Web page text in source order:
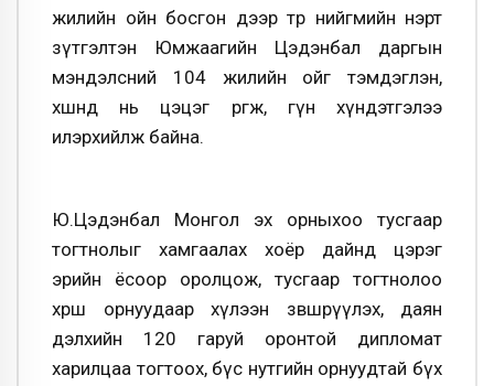
жилийн ойн босгон дээр төр нийгмийн нэрт
зүтгэлтэн Юмжаагийн Цэдэнбал даргын
мэндэлсний 104 жилийн ойг тэмдэглэн,
хөшөөнд нь цэцэг өргөж, гүн хүндэтгэлээ
илэрхийлж байна.
Ю.Цэдэнбал Монгол эх орныхоо тусгаар
тогтнолыг хамгаалах хоёр дайнд цэрэг
эрийн ёсоор оролцож, тусгаар тогтнолоо
хөрш орнуудаар хүлээн зөвшөөрүүлэх, даян
дэлхийн 120 гаруй оронтой дипломат
харилцаа тогтоох, бүс нутгийн орнуудтай бүх